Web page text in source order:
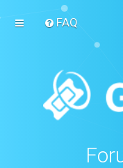
FAQ